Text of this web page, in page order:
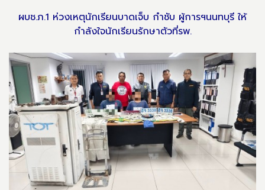
ผบช.ภ.1 ห่วงเหตุนักเรียนบาดเจ็บ กำชับ ผู้การฯนนทบุรี ให้
กำลังใจนักเรียนรักษาตัวที่รพ.